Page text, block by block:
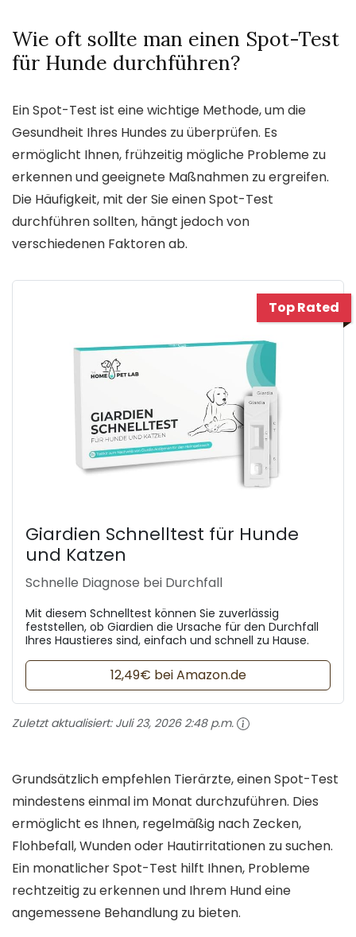
Wie oft sollte man einen Spot-Test
für Hunde durchführen?
Ein Spot-Test ist eine wichtige Methode, um die
Gesundheit Ihres Hundes zu überprüfen. Es
ermöglicht Ihnen, frühzeitig mögliche Probleme zu
erkennen und geeignete Maßnahmen zu ergreifen.
Die Häufigkeit, mit der Sie einen Spot-Test
durchführen sollten, hängt jedoch von
verschiedenen Faktoren ab.
Top Rated
Giardien Schnelltest für Hunde
und Katzen
Schnelle Diagnose bei Durchfall
Mit diesem Schnelltest können Sie zuverlässig
feststellen, ob Giardien die Ursache für den Durchfall
Ihres Haustieres sind, einfach und schnell zu Hause.
12,49€ bei Amazon.de
Zuletzt aktualisiert: Juli 23, 2026 2:48 p.m.
Grundsätzlich empfehlen Tierärzte, einen Spot-Test
mindestens einmal im Monat durchzuführen. Dies
ermöglicht es Ihnen, regelmäßig nach Zecken,
Flohbefall, Wunden oder Hautirritationen zu suchen.
Ein monatlicher Spot-Test hilft Ihnen, Probleme
rechtzeitig zu erkennen und Ihrem Hund eine
angemessene Behandlung zu bieten.